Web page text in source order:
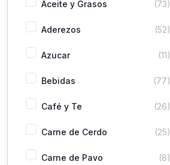
Aceite y Grasos (73)
Aderezos (52)
Azucar (11)
Bebidas (77)
Café y Te (26)
Carne de Cerdo (25)
Carne de Pavo (8)